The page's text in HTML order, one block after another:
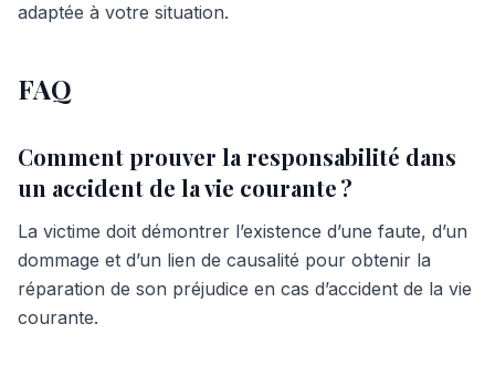
adaptée à votre situation.
FAQ
Comment prouver la responsabilité dans
un accident de la vie courante ?
La victime doit démontrer l’existence d’une faute, d’un
dommage et d’un lien de causalité pour obtenir la
réparation de son préjudice en cas d’accident de la vie
courante.